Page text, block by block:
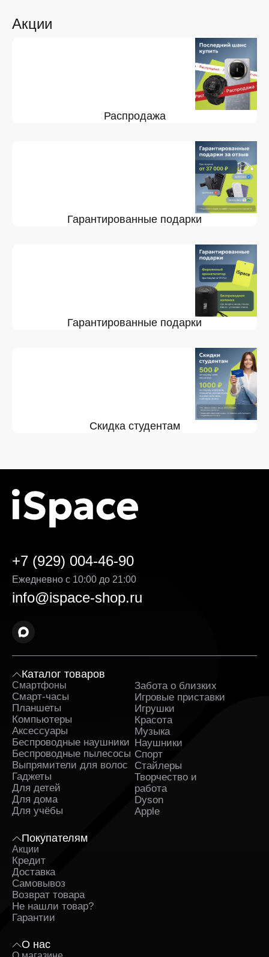
Акции
Распродажа
Гарантированные подарки
Гарантированные подарки
Скидка студентам
+7 (929) 004-46-90
Ежедневно с 10:00 до 21:00
info@ispace-shop.ru
Каталог товаров
Смартфоны
Смарт-часы
Планшеты
Компьютеры
Аксессуары
Беспроводные наушники
Беспроводные пылесосы
Выпрямители для волос
Гаджеты
Для детей
Для дома
Для учёбы
Забота о близких
Игровые приставки
Игрушки
Красота
Музыка
Наушники
Спорт
Стайлеры
Творчество и
работа
Dyson
Apple
Покупателям
Акции
Кредит
Доставка
Самовывоз
Возврат товара
Не нашли товар?
Гарантии
О нас